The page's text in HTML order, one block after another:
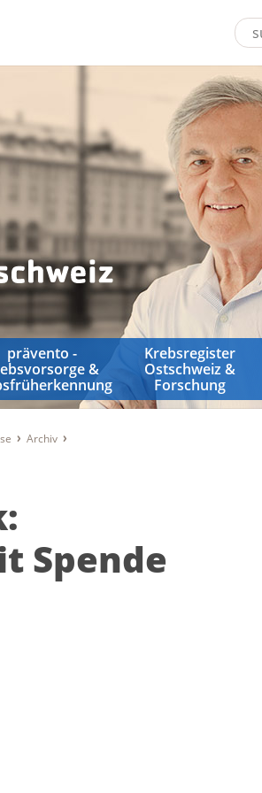
prävento -
&
Krebsregister
Ostschweiz &
Forschung
Archiv
Spende